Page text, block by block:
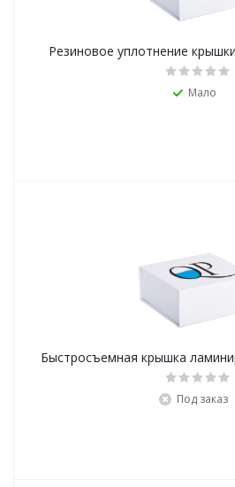
Резиновое уплотнение
Мало
Быстросъемная крышка
Под заказ